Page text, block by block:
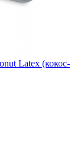
Latex (кокос-